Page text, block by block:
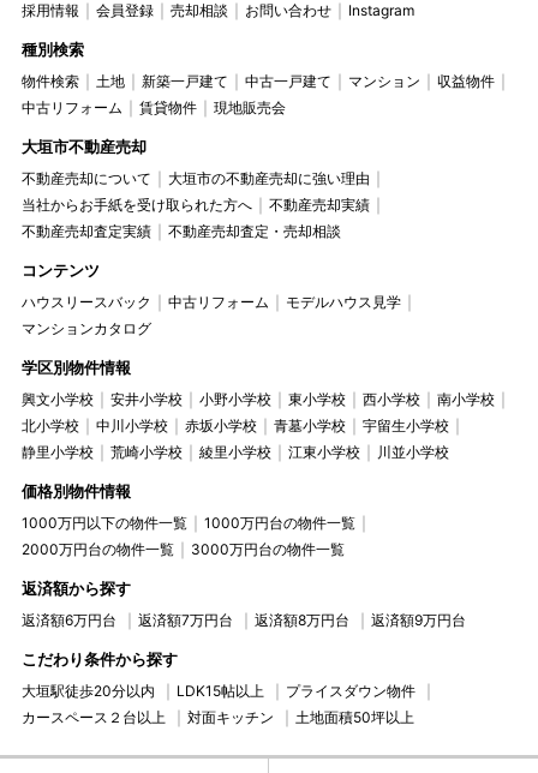
採用情報
会員登録 売却相談 お問い合わせ Instagram
種別検索
物件検索 土地 新築一戸建て 中古一戸建て マンション
収益物件
中古リフォーム
賃貸物件 現地販売会
大垣市不動産売却
不動産売却について
大垣市の不動産売却に強い理由
当社からお手紙を受け取られた方へ
不動産売却実績
不動産売却査定実績
不動産売却査定・売却相談
コンテンツ
ハウスリースバック 中古リフォーム
モデルハウス見学
マンションカタログ
学区別物件情報
興文小学校 安井小学校 小野小学校 東小学校 西小学校
南小学校
北小学校
中川小学校 赤坂小学校 青墓小学校
宇留生小学校
静里小学校
荒崎小学校 綾里小学校 江東小学校 川並小学校
価格別物件情報
1000万円以下の物件一覧
1000万円台の物件一覧
2000万円台の物件一覧
3000万円台の物件一覧
返済額から探す
返済額6万円台 返済額7万円台 返済額8万円台 返済額9万円台
こだわり条件から探す
大垣駅徒歩20分以内 LDK15帖以上
プライスダウン物件
カースペース２台以上
対面キッチン 土地面積50坪以上